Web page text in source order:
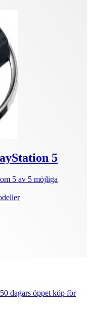
5
5 av 5 möjliga
50 dagars öppet köp för